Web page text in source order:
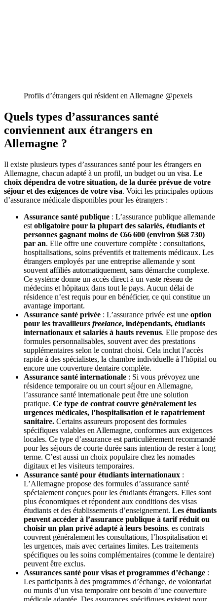
Profils d’étrangers qui résident en Allemagne @pexels
Quels types d’assurances santé
conviennent aux étrangers en
Allemagne ?
Il existe plusieurs types d’assurances santé pour les étrangers en
Allemagne, chacun adapté à un profil, un budget ou un visa. Le
choix dépendra de votre situation, de la durée prévue de votre
séjour et des exigences de votre visa. Voici les principales options
d’assurance médicale disponibles pour les étrangers :
Assurance santé publique : L’assurance publique allemande
est obligatoire pour la plupart des salariés, étudiants et
personnes gagnant moins de €66 600 (environ $68 730)
par an. Elle offre une couverture complète : consultations,
hospitalisations, soins préventifs et traitements médicaux. Les
étrangers employés par une entreprise allemande y sont
souvent affiliés automatiquement, sans démarche complexe.
Ce système donne un accès direct à un vaste réseau de
médecins et hôpitaux dans tout le pays. Aucun délai de
résidence n’est requis pour en bénéficier, ce qui constitue un
avantage important.
Assurance santé privée : L’assurance privée est une option
pour les travailleurs freelance, indépendants, étudiants
internationaux et salariés à hauts revenus. Elle propose des
formules personnalisables, souvent avec des prestations
supplémentaires selon le contrat choisi. Cela inclut l’accès
rapide à des spécialistes, la chambre individuelle à l’hôpital ou
encore une couverture dentaire complète.
Assurance santé internationale : Si vous prévoyez une
résidence temporaire ou un court séjour en Allemagne,
l’assurance santé internationale peut être une solution
pratique. Ce type de contrat couvre généralement les
urgences médicales, l’hospitalisation et le rapatriement
sanitaire. Certains assureurs proposent des formules
spécifiques valables en Allemagne, conformes aux exigences
locales. Ce type d’assurance est particulièrement recommandé
pour les séjours de courte durée sans intention de rester à long
terme. C’est aussi un choix populaire chez les nomades
digitaux et les visiteurs temporaires.
Assurance santé pour étudiants internationaux :
L’Allemagne propose des formules d’assurance santé
spécialement conçues pour les étudiants étrangers. Elles sont
plus économiques et répondent aux conditions des visas
étudiants et des établissements d’enseignement. Les étudiants
peuvent accéder à l’assurance publique à tarif réduit ou
choisir un plan privé adapté à leurs besoins. es contrats
couvrent généralement les consultations, l’hospitalisation et
les urgences, mais avec certaines limites. Les traitements
spécifiques ou les soins complémentaires (comme le dentaire)
peuvent être exclus.
Assurances santé pour visas et programmes d’échange :
Les participants à des programmes d’échange, de volontariat
ou munis d’un visa temporaire ont besoin d’une couverture
médicale adaptée. Des assurances spécifiques existent pour